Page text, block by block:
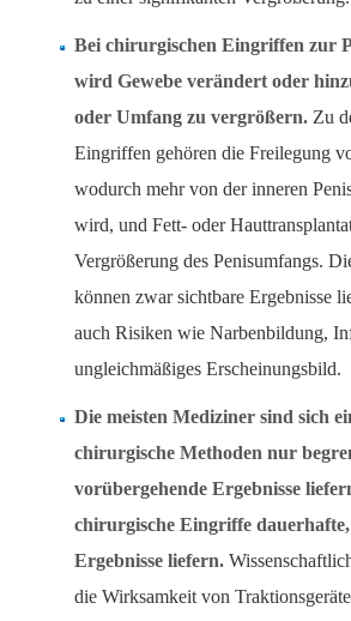
Bei chirurgischen Eingriffen zur
wird Gewebe verändert oder
oder Umfang zu vergrößern. Zu
Eingriffen gehören die Freilegung
wodurch mehr von der inneren
wird, und Fett- oder
Vergrößerung des Penisumfangs.
können zwar sichtbare Ergebnisse
auch Risiken wie Narbenbildung,
ungleichmäßiges Erscheinungsbild.
Die meisten Mediziner sind sich
chirurgische Methoden nur
vorübergehende Ergebnisse
chirurgische Eingriffe
Ergebnisse liefern.
die Wirksamkeit von